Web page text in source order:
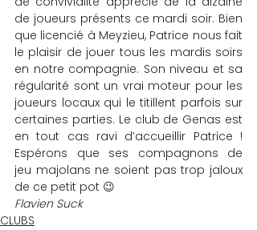
de joueurs présents ce mardi soir. Bien
que licencié à Meyzieu, Patrice nous fait
le plaisir de jouer tous les mardis soirs
en notre compagnie. Son niveau et sa
régularité sont un vrai moteur pour les
joueurs locaux qui le titillent parfois sur
certaines parties. Le club de Genas est
en tout cas ravi d’accueillir Patrice !
Espérons que ses compagnons de
jeu majolans ne soient pas trop jaloux
de ce petit pot 😉
Flavien Suck
CLUBS